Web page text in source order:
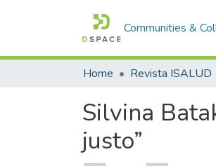
Communities &
Home Revista ISALUD
Silvina
justo”